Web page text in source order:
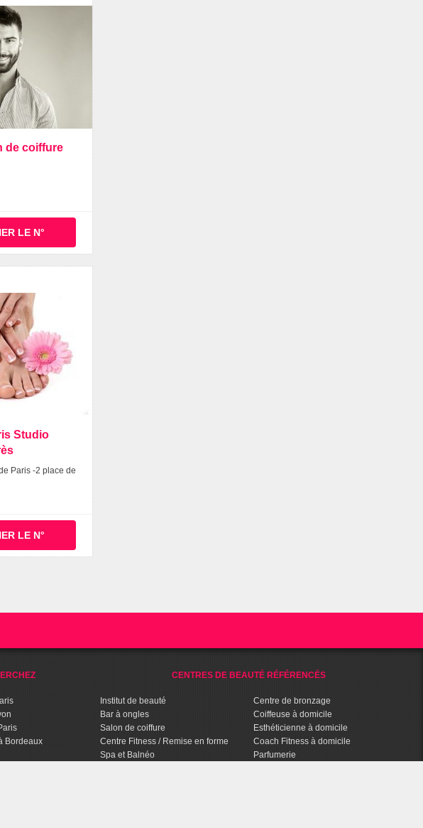
de coiffure
LE N°
Studio
Paris -2 place de
LE N°
Bordeaux
CENTRES DE BEAUTÉ RÉFÉRENCÉS
Institut de beauté
Bar à ongles
Salon de coiffure
Centre Fitness / Remise en forme
Spa et Balnéo
Centre de bronzage
Coiffeuse à domicile
Esthéticienne à domicile
Coach Fitness à domicile
Parfumerie